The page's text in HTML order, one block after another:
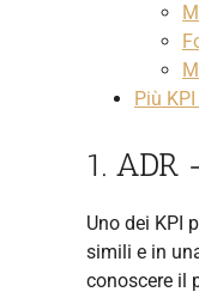
Più
1.
Uno dei KPI
simili e in
conoscere il